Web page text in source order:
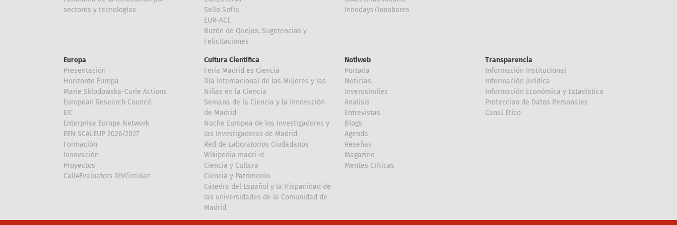
sectores y tecnologías
Sello Sofía
EUR-ACE
Buzón de Quejas, Sugerencias y
Felicitaciones
Innodays/Innobares
Europa
Presentación
Horizonte Europa
Marie Sklodowska-Curie Actions
European Research Council
EIC
Enterprise Europe Network
EEN SCALEUP 2026/2027
Formación
Innovación
Proyectos
Call4Evaluators RIVCircular
Cultura Científica
Feria Madrid es Ciencia
Día Internacional de las Mujeres y las
Niñas en la Ciencia
Semana de la Ciencia y la Innovación
de Madrid
Noche Europea de los Investigadores y
las Investigadoras de Madrid
Red de Laboratorios Ciudadanos
Wikipedia madri+d
Ciencia y Cultura
Ciencia y Patrimonio
Cátedra del Español y la Hispanidad de
las universidades de la Comunidad de
Madrid
Notiweb
Portada
Noticias
Inverosímiles
Analisis
Entrevistas
Blogs
Agenda
Reseñas
Magazine
Mentes Críticas
Transparencia
Información Institucional
Información Jurídica
Información Económica y Estadística
Proteccion de Datos Personales
Canal Ético